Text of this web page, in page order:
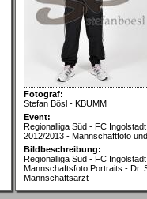
Fotograf:
Stefan Bösl - KBUMM
Event:
Regionalliga Süd - FC
2012/2013 - Mannschaftfoto
Bildbeschreibung:
Regionalliga Süd - FC
Mannschaftsfoto Portraits - Dr.
Mannschaftsarzt